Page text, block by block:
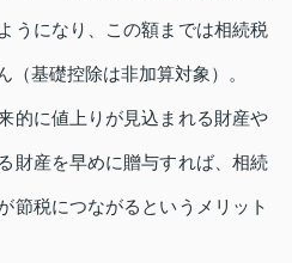
うになり、この額までは相続税
基礎控除は非加算対象）。
的に値上りが見込まれる財産や
財産を早めに贈与すれば、相続
節税につながるというメリット